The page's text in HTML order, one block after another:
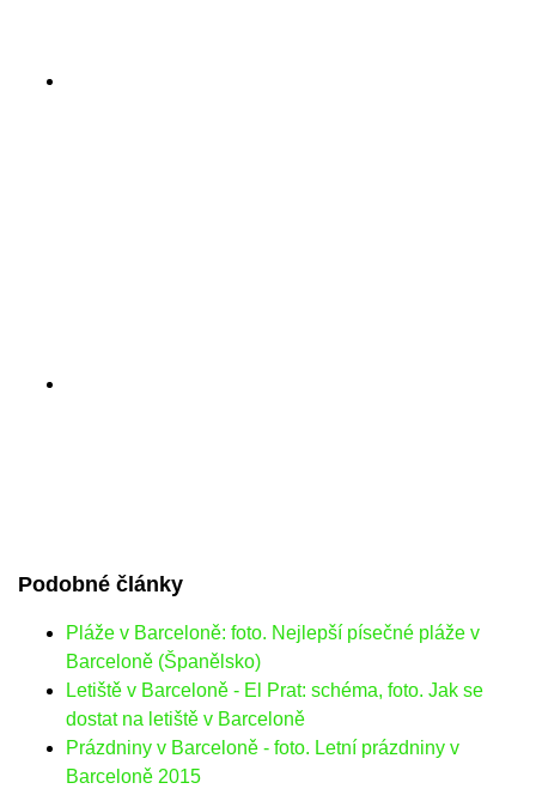
Podobné články
Pláže v Barceloně: foto. Nejlepší písečné pláže v
Barceloně (Španělsko)
Letiště v Barceloně - El Prat: schéma, foto. Jak se
dostat na letiště v Barceloně
Prázdniny v Barceloně - foto. Letní prázdniny v
Barceloně 2015